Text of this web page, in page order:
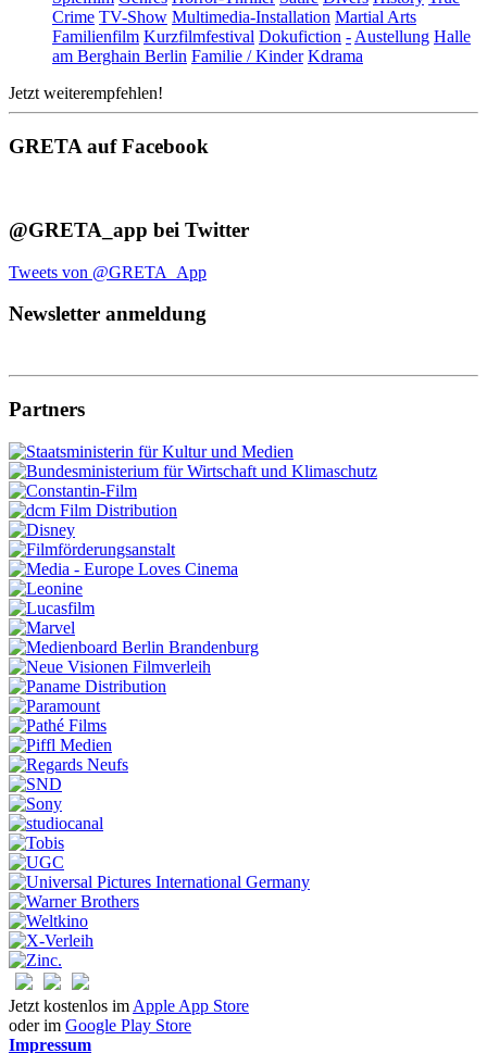
Crime TV-Show Multimedia-Installation Martial Arts
Familienfilm Kurzfilmfestival Dokufiction - Austellung Halle
am Berghain Berlin Familie / Kinder Kdrama
Jetzt weiterempfehlen!
GRETA auf Facebook
@GRETA_app bei Twitter
Tweets von @GRETA_App
Newsletter anmeldung
Partners
Jetzt kostenlos im Apple App Store
oder im Google Play Store
Impressum